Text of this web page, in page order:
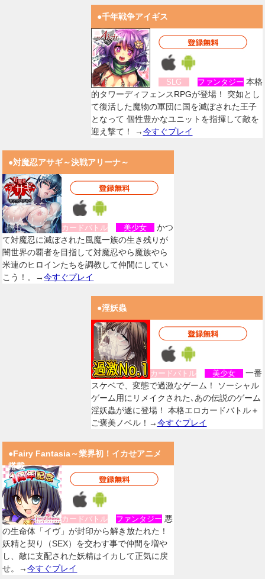
●千年戦争アイギス
SLG ファンタジー 本格
的タワーディフェンスRPGが登場！ 突如とし
て復活した魔物の軍団に国を滅ぼされた王子
となって 個性豊かなユニットを指揮して敵を
迎え撃て！ →今すぐプレイ
●対魔忍アサギ～決戦アリーナ～
カードバトル 美少女
かつ
て対魔忍に滅ぼされた風魔一族の生き残りが
闇世界の覇者を目指して対魔忍やら魔族やら
米連のヒロインたちを調教して仲間にしてい
こう！。→今すぐプレイ
●淫妖蟲
カードバトル 美少女
一番
スケベで、変態で過激なゲーム！ ソーシャル
ゲーム用にリメイクされた､あの伝説のゲーム
淫妖蟲が遂に登場！ 本格エロカードバトル＋
ご褒美ノベル！→今すぐプレイ
●Fairy Fantasia～業界初！イカせアニメ
搭載
カードバトル ファンタジー 悪
の生命体「イヴ」が封印から解き放たれた！
妖精と契り（SEX）を交わす事で仲間を増や
し、敵に支配された妖精はイカして正気に戻
せ。→今すぐプレイ